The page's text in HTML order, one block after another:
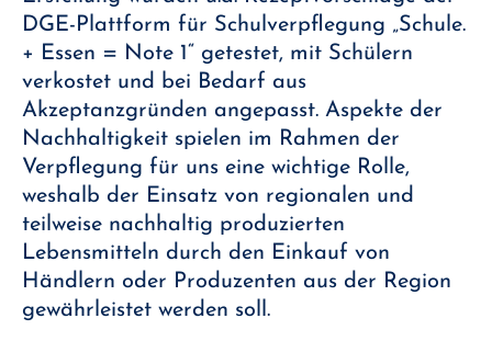
DGE-Plattform für Schulverpflegung „Schule.
+ Essen = Note 1“ getestet, mit Schülern
verkostet und bei Bedarf aus
Akzeptanzgründen angepasst. Aspekte der
Nachhaltigkeit spielen im Rahmen der
Verpflegung für uns eine wichtige Rolle,
weshalb der Einsatz von regionalen und
teilweise nachhaltig produzierten
Lebensmitteln durch den Einkauf von
Händlern oder Produzenten aus der Region
gewährleistet werden soll.